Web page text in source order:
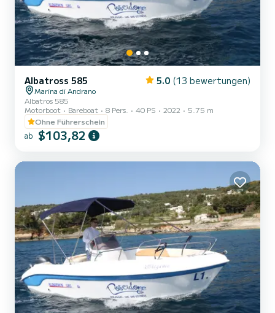
Albatross 585 5.0 (13 bewertungen)
Marina di Andrano
Albatros 585
Motorboot
Bareboat 8 Pers. 40 PS 2022
5.75 m
Ohne Führerschein
ab $103,82